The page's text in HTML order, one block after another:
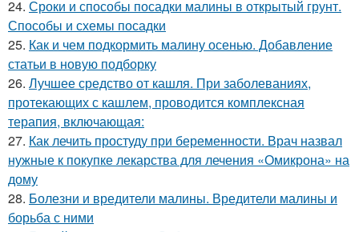
24. Сроки и способы посадки малины в открытый грунт.
Способы и схемы посадки
25. Как и чем подкормить малину осенью. Добавление
статьи в новую подборку
26. Лучшее средство от кашля. При заболеваниях,
протекающих с кашлем, проводится комплексная
терапия, включающая:
27. Как лечить простуду при беременности. Врач назвал
нужные к покупке лекарства для лечения «Омикрона» на
дому
28. Болезни и вредители малины. Вредители малины и
борьба с ними